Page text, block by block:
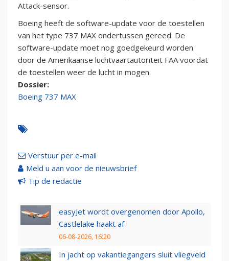
Attack-sensor.
Boeing heeft de software-update voor de toestellen
van het type 737 MAX ondertussen gereed. De
software-update moet nog goedgekeurd worden
door de Amerikaanse luchtvaartautoriteit FAA voordat
de toestellen weer de lucht in mogen.
Dossier:
Boeing 737 MAX
Verstuur per e-mail
Meld u aan voor de nieuwsbrief
Tip de redactie
easyJet wordt overgenomen door Apollo,
Castlelake haakt af
06-08-2026, 16:20
In jacht op vakantiegangers sluit vliegveld